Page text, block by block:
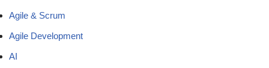
Agile & Scrum
Agile Development
AI